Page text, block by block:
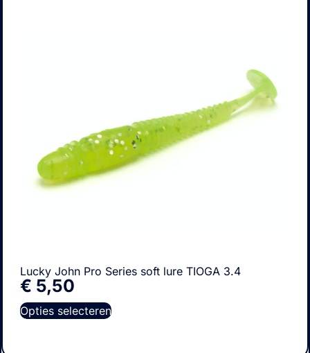
Lucky John Pro Series soft lure TIOGA 3.4
€ 5,50
Opties selecteren